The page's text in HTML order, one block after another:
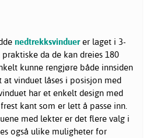
nedtrekksvinduerer laget i 3-
da de kan dreies 180
kunne rengjøre både innsiden
at vinduet låses i posisjon med
har et enkelt design med
kant som er lett å passe inn.
med lekter er det flere valg i
også ulike muligheter for